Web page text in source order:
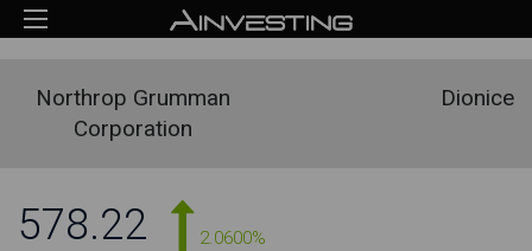
Northrop Grumman
Corporation
Dionice
578.22 2.0600%